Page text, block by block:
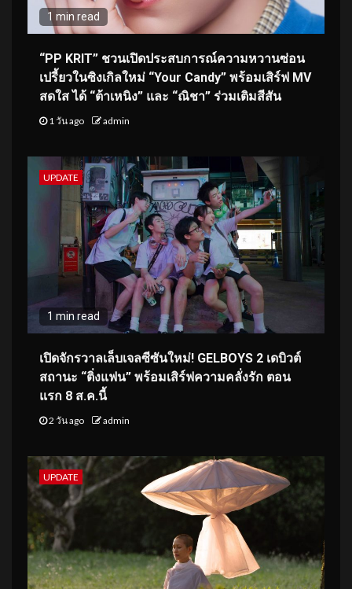
1 min read
“PP KRIT” ชวนเปิดประสบการณ์ความหวานซ่อน
เปรี้ยวในซิงเกิลใหม่ “Your Candy” พร้อมเสิร์ฟ MV
สดใส ได้ “ต้าเหนิง” และ “ณิชา” ร่วมเติมสีสัน
1 วัน ago admin
UPDATE
1 min read
เปิดจักรวาลเล็บเจลซีซันใหม่! GELBOYS 2 เดบิวต์
สถานะ “ติ่งแฟน” พร้อมเสิร์ฟความคลั่งรัก ตอน
แรก 8 ส.ค.นี้
2 วัน ago admin
UPDATE